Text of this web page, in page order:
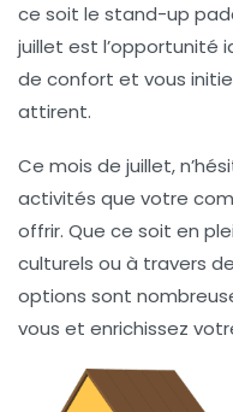
ce soit le stand-up
juillet est l’opportunité
de confort et vous
attirent.
Ce mois de juillet,
activités que votre
offrir. Que ce soit en
culturels ou à travers
options sont
vous et enrichissez